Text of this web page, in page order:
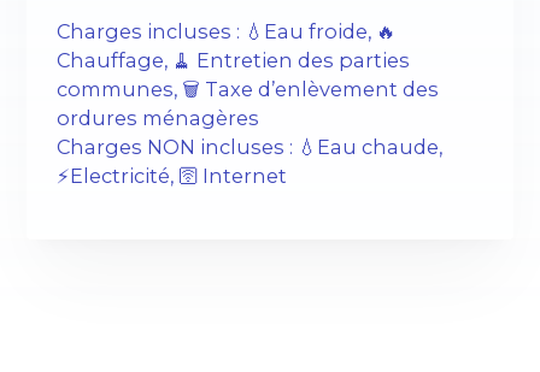
Charges incluses : 💧Eau froide, 🔥
Chauffage, 🧹 Entretien des parties
communes, 🗑️ Taxe d’enlèvement des
ordures ménagères
Charges NON incluses : 💧Eau chaude,
⚡️Electricité, 🛜 Internet